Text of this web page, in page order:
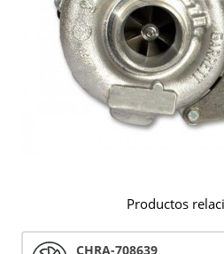
Productos
CHRA-708639